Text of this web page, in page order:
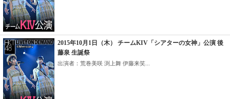
2015年10月1日（木） チームKIV「シアターの女神」公演 後
藤泉 生誕祭
出演者：荒巻美咲 渕上舞 伊藤来笑...